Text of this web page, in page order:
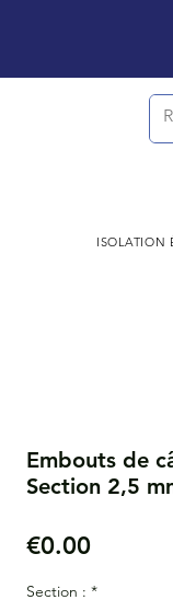
ISOLATION
Embouts de
Section 2,5
€0.00Price
Section : *